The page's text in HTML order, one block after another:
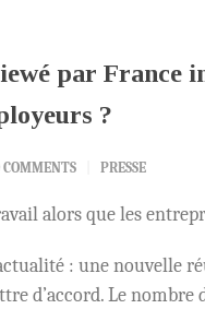
par France
?
COMMENTS PRESSE
alors que les
: une nouvelle
d’accord. Le